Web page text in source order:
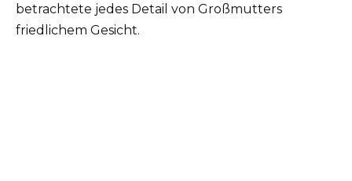
betrachtete jedes Detail von Großmutters
friedlichem Gesicht.